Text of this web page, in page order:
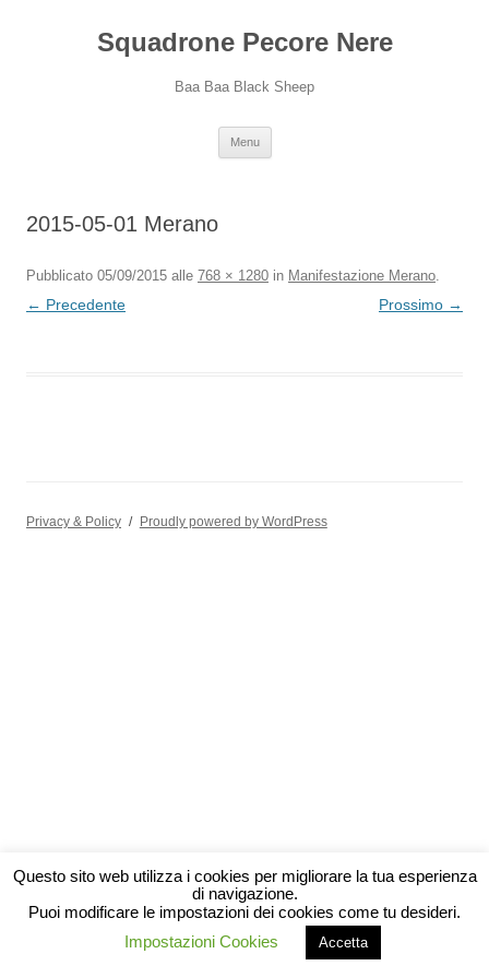
Squadrone Pecore Nere
Baa Baa Black Sheep
Menu
2015-05-01 Merano
Pubblicato 05/09/2015 alle 768 × 1280 in Manifestazione Merano.
← Precedente Prossimo →
Privacy & Policy Proudly powered by WordPress
Questo sito web utilizza i cookies per migliorare la tua esperienza
di navigazione.
Puoi modificare le impostazioni dei cookies come tu desideri.
Impostazioni Cookies
Accetta